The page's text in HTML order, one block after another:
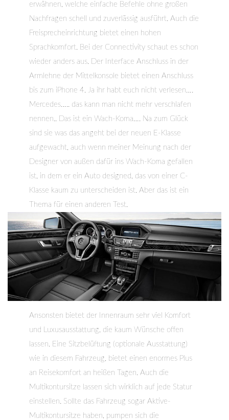
erwähnen, welche einfache Befehle ohne großen
Nachfragen schell und zuverlässig ausführt. Auch die
Freisprecheinrichtung bietet einen hohen
Sprachkomfort. Bei der Connectivity schaut es schon
wieder anders aus. Der Interface Anschluss in der
Armlehne der Mittelkonsole bietet einen Anschluss
bis zum iPhone 4. Ja ihr habt euch nicht verlesen….
Mercedes….. das kann man nicht mehr verschlafen
nennen.. Das ist ein Wach-Koma…. Na zum Glück
sind sie was das angeht bei der neuen E-Klasse
aufgewacht, auch wenn meiner Meinung nach der
Designer von außen dafür ins Wach-Koma gefallen
ist, in dem er ein Auto designed, das von einer C-
Klasse kaum zu unterscheiden ist. Aber das ist ein
Thema für einen anderen Test.
Ansonsten bietet der Innenraum sehr viel Komfort
und Luxusausstattung, die kaum Wünsche offen
lassen. Eine Sitzbelüftung (optionale Ausstattung)
wie in diesem Fahrzeug, bietet einen enormes Plus
an Reisekomfort an heißen Tagen. Auch die
Multikontursitze lassen sich wirklich auf jede Statur
einstellen. Sollte das Fahrzeug sogar Aktive-
Multikontursitze haben, pumpen sich die